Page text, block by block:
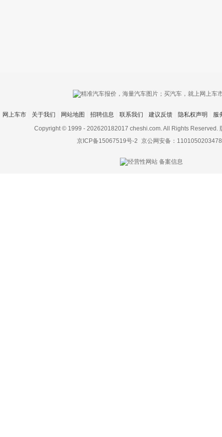
网上车市 关于我们 网站地图 招聘信息 联系我们 建议反馈 隐私权声明
服
Copyright © 1999 - 202620182017 cheshi.com. All Rights Reserved.
京ICP备15067519号-2 京公网安备：